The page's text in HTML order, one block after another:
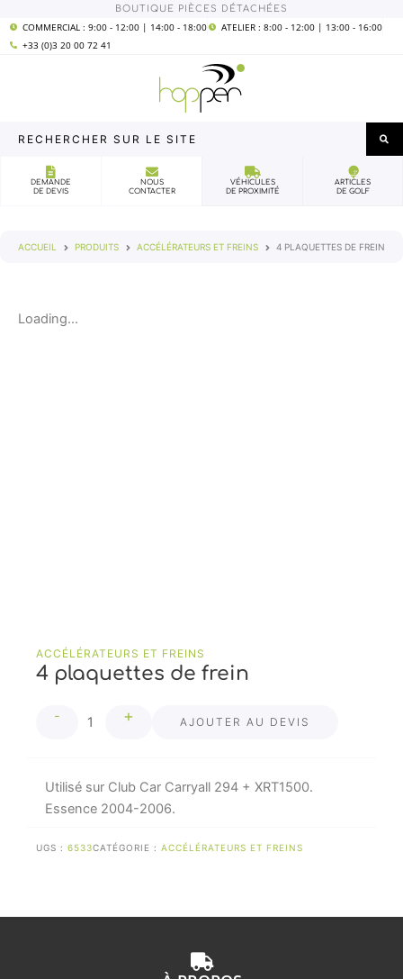
au
contenu
BOUTIQUE PIÈCES DÉTACHÉES
COMMERCIAL : 9:00 - 12:00 | 14:00 - 18:00
ATELIER : 8:00 - 12:00 | 13:00 - 16:00
+33 (0)3 20 00 72 41
Rechercher
DEMANDE
DE DEVIS
NOUS
CONTACTER
VÉHICULES
DE PROXIMITÉ
ARTICLES
DE GOLF
ACCUEIL PRODUITS ACCÉLÉRATEURS ET FREINS 4 PLAQUETTES DE FREIN
Loading...
ACCÉLÉRATEURS ET FREINS
4 plaquettes de frein
-
de
frein
+ AJOUTER AU DEVIS
Utilisé sur Club Car Carryall 294 + XRT1500.
Essence 2004-2006.
UGS : 6533CATÉGORIE : ACCÉLÉRATEURS ET FREINS